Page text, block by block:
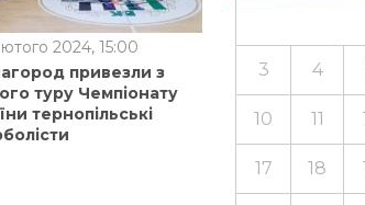
2024, 15:00
привезли з
туру Чемпіонату
тернопільські
3 4
10 11
17 18